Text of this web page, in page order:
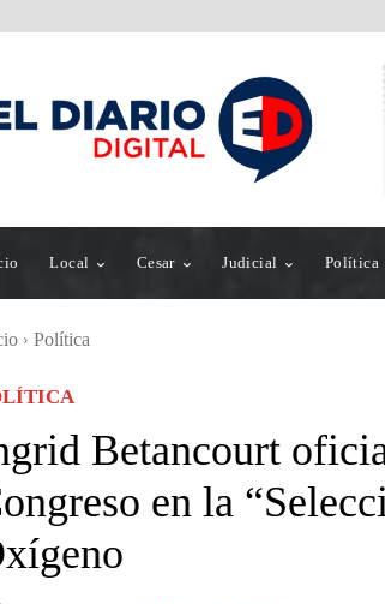
Local Cesar Judicial Política
Política
Betancourt
en la